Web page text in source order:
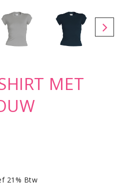
MET
21% Btw